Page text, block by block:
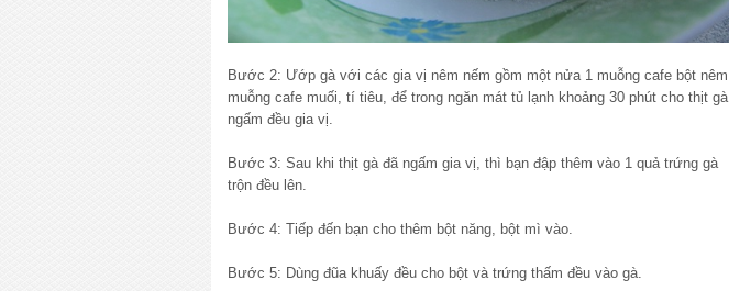
Bước 2: Ướp gà với các gia vị nêm nếm gồm một nửa 1 muỗng cafe bột nêm,
muỗng cafe muối, tí tiêu, để trong ngăn mát tủ lạnh khoảng 30 phút cho thịt gà
ngấm đều gia vị.
Bước 3: Sau khi thịt gà đã ngấm gia vị, thì bạn đập thêm vào 1 quả trứng gà
trộn đều lên.
Bước 4: Tiếp đến bạn cho thêm bột năng, bột mì vào.
Bước 5: Dùng đũa khuấy đều cho bột và trứng thấm đều vào gà.